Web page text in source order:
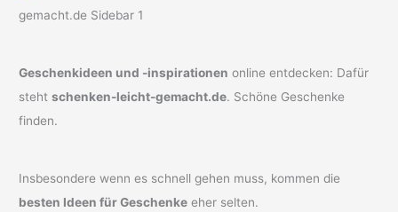
Geschenkideen und -inspirationen online entdecken: Dafür
stehtschenken-leicht-gemacht.de. Schöne Geschenke
finden.
Insbesondere wenn es schnell gehen muss, kommen die
besten Ideen für Geschenke eher selten.